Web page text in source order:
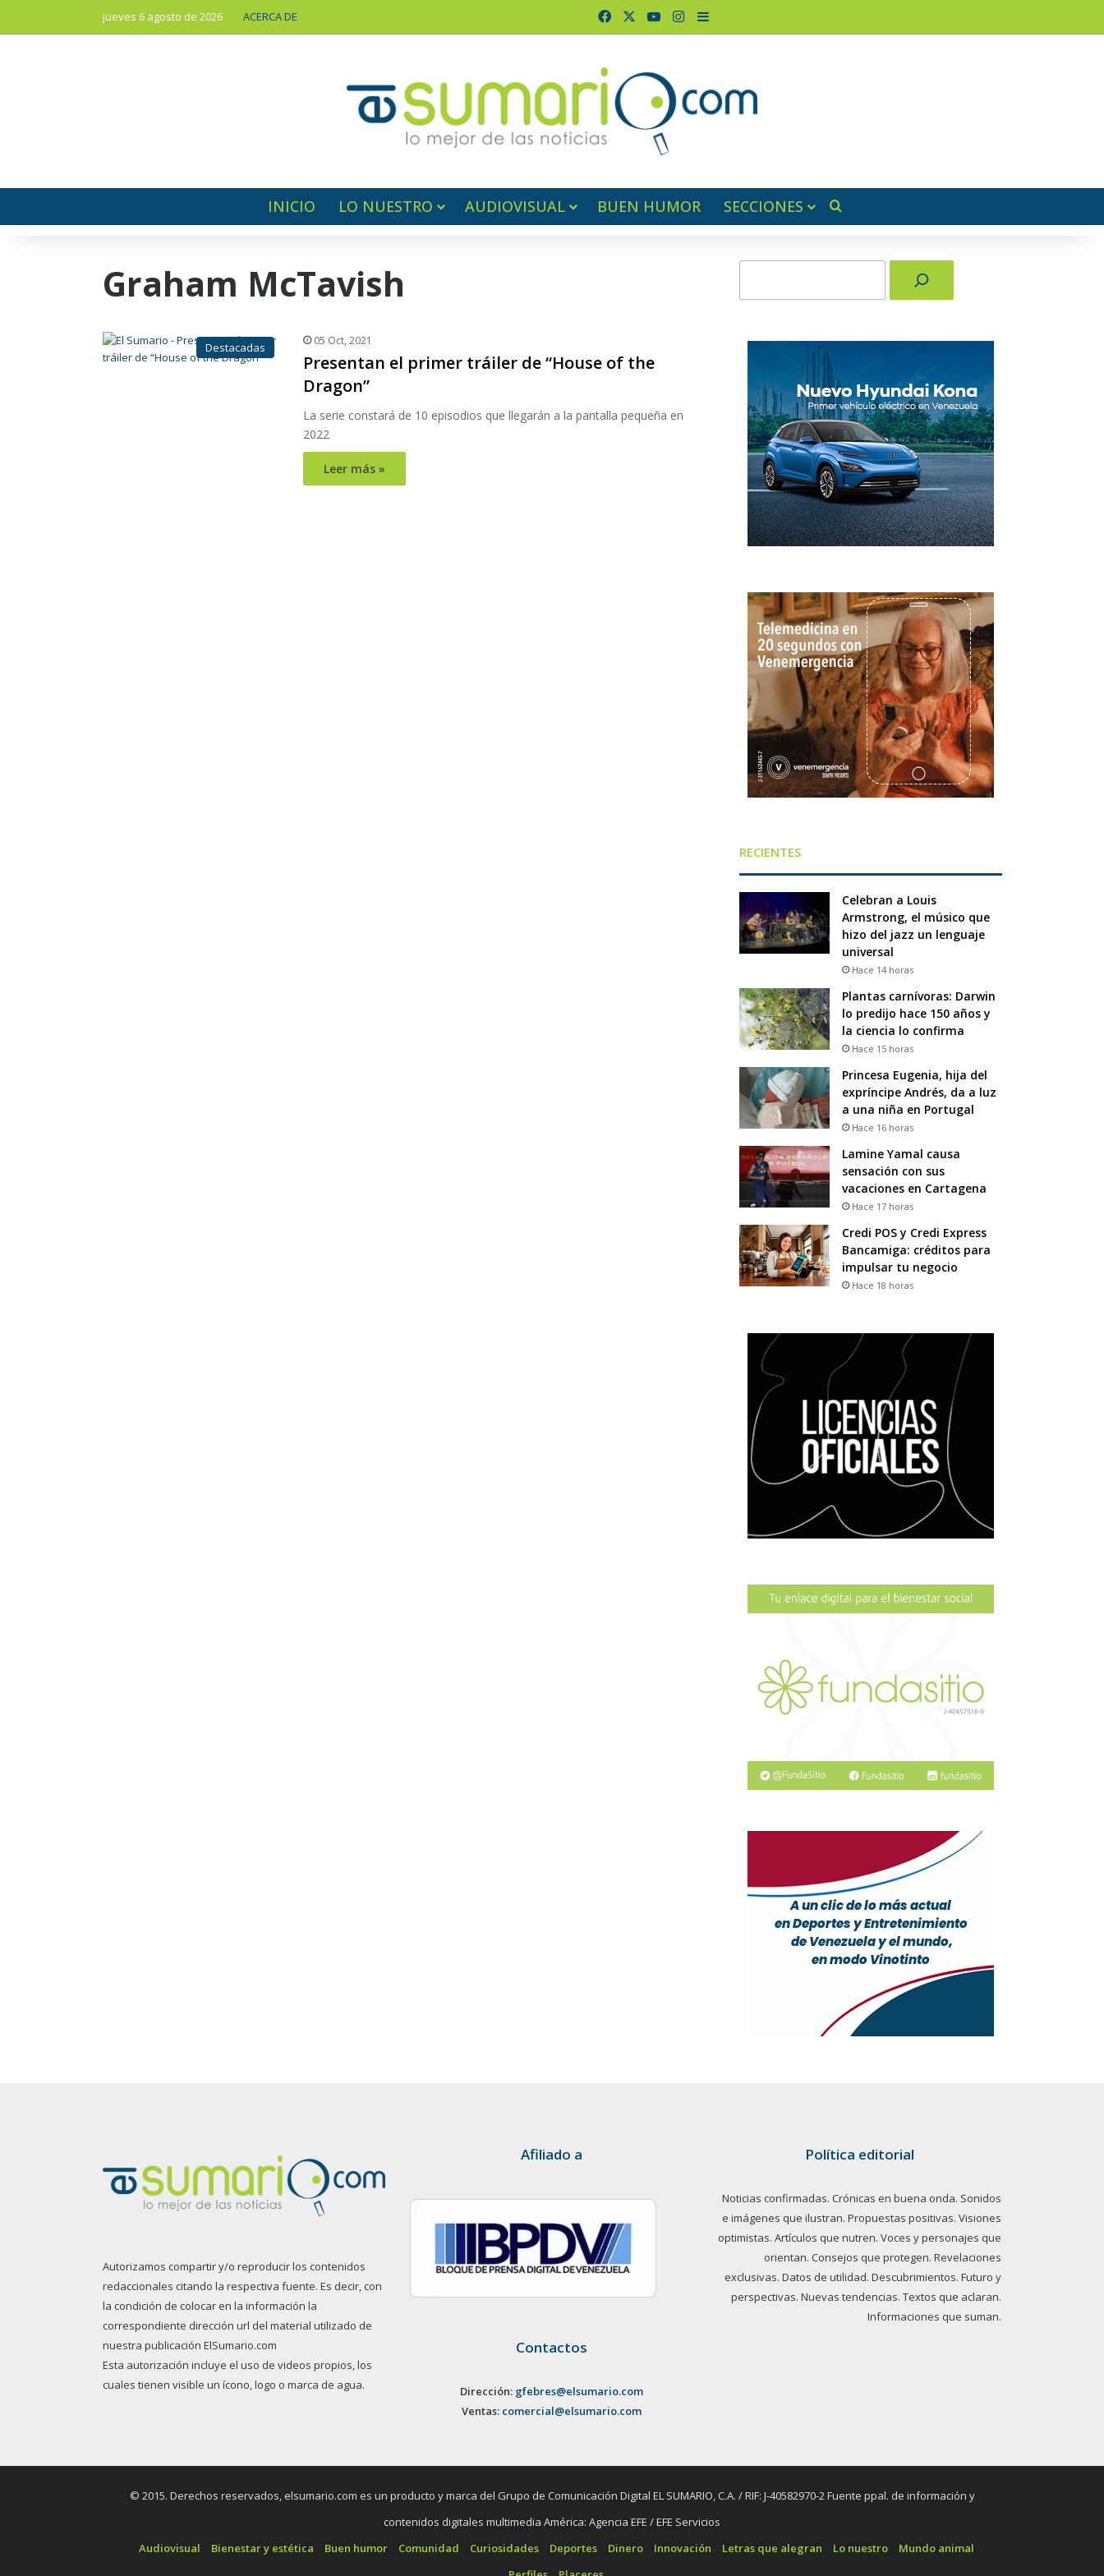
jueves 6 agosto de 2026 ACERCA DE FacebookYouTubeInstagram
Barra lateral
INICIO LO NUESTRO AUDIOVISUAL BUEN HUMOR SECCIONES
Graham McTavish
Destacadas 05 Oct, 2021
Presentan el primer tráiler de “House of the
Dragon”
La serie constará de 10 episodios que llegarán a la pantalla pequeña en
2022
Leer más »
RECIENTES
Celebran a Louis
Armstrong, el músico que
hizo del jazz un lenguaje
universal
Hace 14 horas
Plantas carnívoras: Darwin
lo predijo hace 150 años y
la ciencia lo confirma
Hace 15 horas
Princesa Eugenia, hija del
expríncipe Andrés, da a luz
a una niña en Portugal
Hace 16 horas
Lamine Yamal causa
sensación con sus
vacaciones en Cartagena
Hace 17 horas
Credi POS y Credi Express
Bancamiga: créditos para
impulsar tu negocio
Hace 18 horas
Autorizamos compartir y/o reproducir los contenidos
redaccionales citando la respectiva fuente. Es decir, con
la condición de colocar en la información la
correspondiente dirección url del material utilizado de
nuestra publicación ElSumario.com
Esta autorización incluye el uso de videos propios, los
cuales tienen visible un ícono, logo o marca de agua.
Afiliado a
Contactos
Dirección: gfebres@elsumario.com
Ventas: comercial@elsumario.com
Política editorial
Noticias confirmadas. Crónicas en buena onda. Sonidos
e imágenes que ilustran. Propuestas positivas. Visiones
optimistas. Artículos que nutren. Voces y personajes que
orientan. Consejos que protegen. Revelaciones
exclusivas. Datos de utilidad. Descubrimientos. Futuro y
perspectivas. Nuevas tendencias. Textos que aclaran.
Informaciones que suman.
© 2015. Derechos reservados, elsumario.com es un producto y marca del Grupo de Comunicación Digital EL SUMARIO, C.A. / RIF: J-40582970-2 Fuente ppal. de información y
contenidos digitales multimedia América: Agencia EFE / EFE Servicios
Audiovisual
Bienestar y estética Buen humor Comunidad Curiosidades Deportes Dinero Innovación Letras que alegran Lo nuestro
Mundo animal